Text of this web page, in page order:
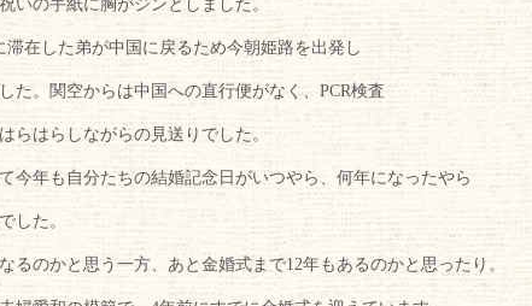
いの手紙に胸がジンとしました。
滞在した弟が中国に戻るため今朝姫路を出発し
た。関空からは中国への直行便がなく、PCR検査
らはらしながらの見送りでした。
今年も自分たちの結婚記念日がいつやら、何年になったやら
した。
るのかと思う一方、あと金婚式まで12年もあるのかと思ったり。